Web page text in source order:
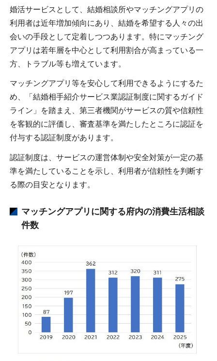
婚活サービスとして、結婚相談所やマッチングアプリの
利用者は近年増加傾向にあり、結婚を希望する人々の出
会いの手段として定着しつつあります。特にマッチング
アプリは若年層を中心として利用割合が高まっている一
方、トラブル等も増えています。
マッチングアプリ等を安心して利用できるようにするた
め、「結婚相手紹介サービス業認証制度に関するガイド
ライン」を踏まえ、第三者機関がサービスの質や信頼性
を客観的に評価し、審査基準を満たしたところに認証を
付与する認証制度があります。
認証制度は、サービスの運営体制や安全対策が一定の基
準を満たしていることを示し、利用者が信頼性を判断す
る際の目安となります。
マッチングアプリに関する府内の消費生活相談
件数